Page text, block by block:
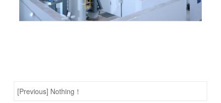
[Previous] Nothing！